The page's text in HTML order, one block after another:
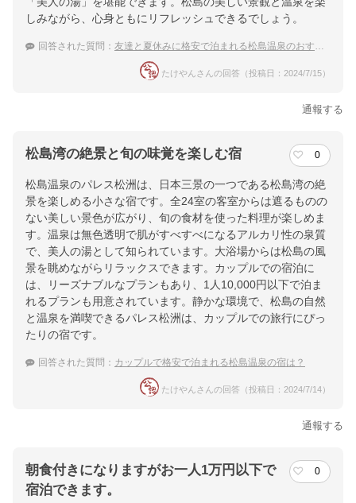
しみながら、心身ともにリフレッシュできるでしょう。
回答された質問： 友達と夏休みに格安で泊まれる松島温泉のおすすめ宿
たけやんさんの回答（投稿日：2024/7/15）
通報する
松島湾の絶景と旬の味覚を楽しむ宿 0
松島温泉のパレス松洲は、日本三景の一つである松島湾の絶
景を楽しめる小さな宿です。全24室の客室からは遮るものの
ない美しい景色が広がり、旬の食材を使った料理が楽しめま
す。温泉は無色透明で肌がすべすべになるアルカリ性の泉質
で、美人の湯として知られています。大浴場からは松島の風
景を眺めながらリラックスできます。カップルでの宿泊に
は、リーズナブルなプランもあり、1人10,000円以下で泊ま
れるプランも用意されています。静かな環境で、松島の自然
と温泉を満喫できるパレス松洲は、カップルでの旅行にぴっ
たりの宿です。
回答された質問： カップルで格安で泊まれる松島温泉の宿は？
たけやんさんの回答（投稿日：2024/7/14）
通報する
朝食付きになりますがお一人1万円以下で
宿泊できます。
0